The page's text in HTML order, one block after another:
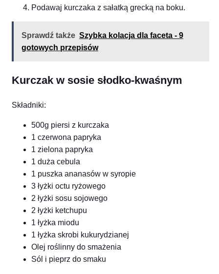
Podawaj kurczaka z sałatką grecką na boku.
Sprawdź także Szybka kolacja dla faceta - 9
gotowych przepisów
Kurczak w sosie słodko-kwaśnym
Składniki:
500g piersi z kurczaka
1 czerwona papryka
1 zielona papryka
1 duża cebula
1 puszka ananasów w syropie
3 łyżki octu ryżowego
2 łyżki sosu sojowego
2 łyżki ketchupu
1 łyżka miodu
1 łyżka skrobi kukurydzianej
Olej roślinny do smażenia
Sól i pieprz do smaku